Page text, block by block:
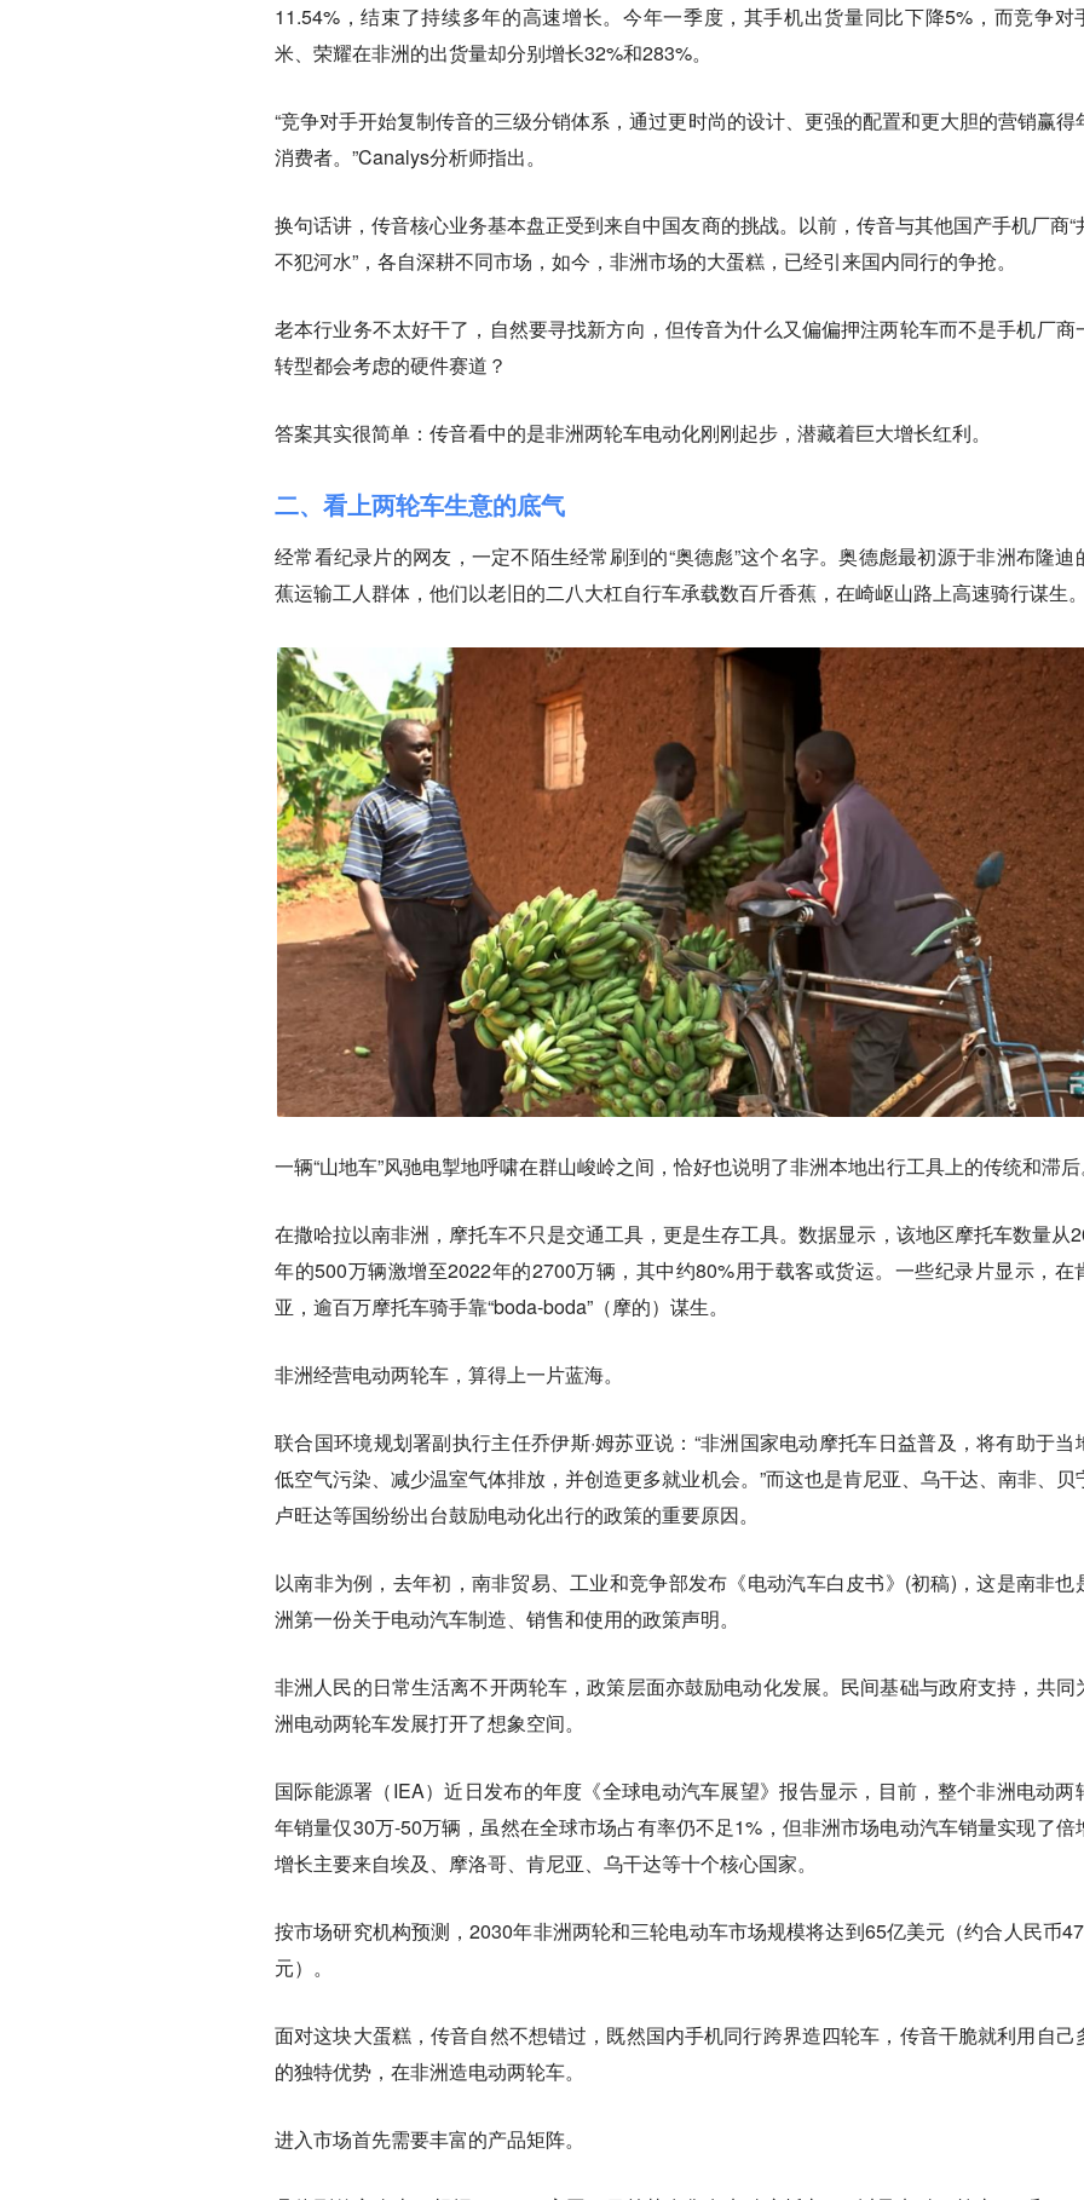
11.54%，结束了持续多年的高速增长。今年一季度，其手机出货量同比下降5%，而竞争对
米、荣耀在非洲的出货量却分别增长32%和283%。
“竞争对手开始复制传音的三级分销体系，通过更时尚的设计、更强的配置和更大胆的营销赢得
消费者。”Canalys分析师指出。
换句话讲，传音核心业务基本盘正受到来自中国友商的挑战。以前，传音与其他国产手机厂商“
不犯河水”，各自深耕不同市场，如今，非洲市场的大蛋糕，已经引来国内同行的争抢。
老本行业务不太好干了，自然要寻找新方向，但传音为什么又偏偏押注两轮车而不是手机厂商
转型都会考虑的硬件赛道？
答案其实很简单：传音看中的是非洲两轮车电动化刚刚起步，潜藏着巨大增长红利。
二、看上两轮车生意的底气
经常看纪录片的网友，一定不陌生经常刷到的“奥德彪”这个名字。奥德彪最初源于非洲布隆迪
蕉运输工人群体，他们以老旧的二八大杠自行车承载数百斤香蕉，在崎岖山路上高速骑行谋生
一辆“山地车”风驰电掣地呼啸在群山峻岭之间，恰好也说明了非洲本地出行工具上的传统和滞
在撒哈拉以南非洲，摩托车不只是交通工具，更是生存工具。数据显示，该地区摩托车数量从
年的500万辆激增至2022年的2700万辆，其中约80%用于载客或货运。一些纪录片显示，在
亚，逾百万摩托车骑手靠“boda-boda”（摩的）谋生。
非洲经营电动两轮车，算得上一片蓝海。
联合国环境规划署副执行主任乔伊斯·姆苏亚说：“非洲国家电动摩托车日益普及，将有助于当
低空气污染、减少温室气体排放，并创造更多就业机会。”而这也是肯尼亚、乌干达、南非、贝
卢旺达等国纷纷出台鼓励电动化出行的政策的重要原因。
以南非为例，去年初，南非贸易、工业和竞争部发布《电动汽车白皮书》(初稿)，这是南非也
洲第一份关于电动汽车制造、销售和使用的政策声明。
非洲人民的日常生活离不开两轮车，政策层面亦鼓励电动化发展。民间基础与政府支持，共同
洲电动两轮车发展打开了想象空间。
国际能源署（IEA）近日发布的年度《全球电动汽车展望》报告显示，目前，整个非洲电动两
年销量仅30万-50万辆，虽然在全球市场占有率仍不足1%，但非洲市场电动汽车销量实现了倍
增长主要来自埃及、摩洛哥、肯尼亚、乌干达等十个核心国家。
按市场研究机构预测，2030年非洲两轮和三轮电动车市场规模将达到65亿美元（约合人民币
元）。
面对这块大蛋糕，传音自然不想错过，既然国内手机同行跨界造四轮车，传音干脆就利用自己
的独特优势，在非洲造电动两轮车。
进入市场首先需要丰富的产品矩阵。